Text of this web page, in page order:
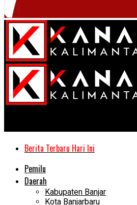
Berita Terbaru Hari Ini
Pemilu
Daerah
Kabupaten Banjar
Kota Banjarbaru